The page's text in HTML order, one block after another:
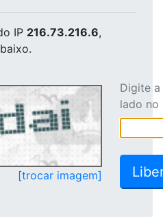
IP 216.73.216.6,
[trocar imagem]
Digite
lado no